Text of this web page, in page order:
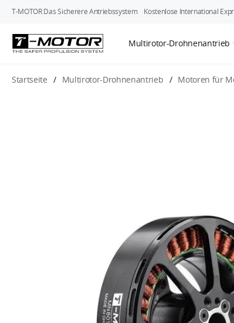
T-MOTOR Das Sicherere Antriebssystem Kostenlose International
Multirotor-Drohnenantrieb
Startseite / Multirotor-Drohnenantrieb / Motoren für